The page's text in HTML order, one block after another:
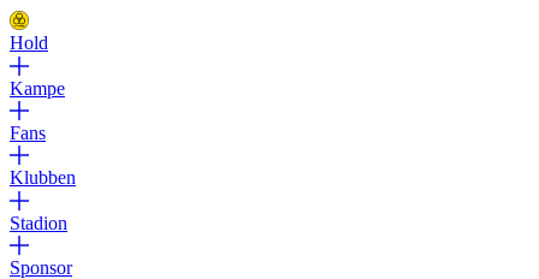
Hold
Kampe
Fans
Klubben
Stadion
Sponsor